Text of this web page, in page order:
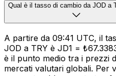
Qual è il tasso di cambio da JOD a
A partire da 09:41 UTC, il
JOD a TRY è JD1 =
è il punto medio tra i prezzi
mercati valutari globali. Per